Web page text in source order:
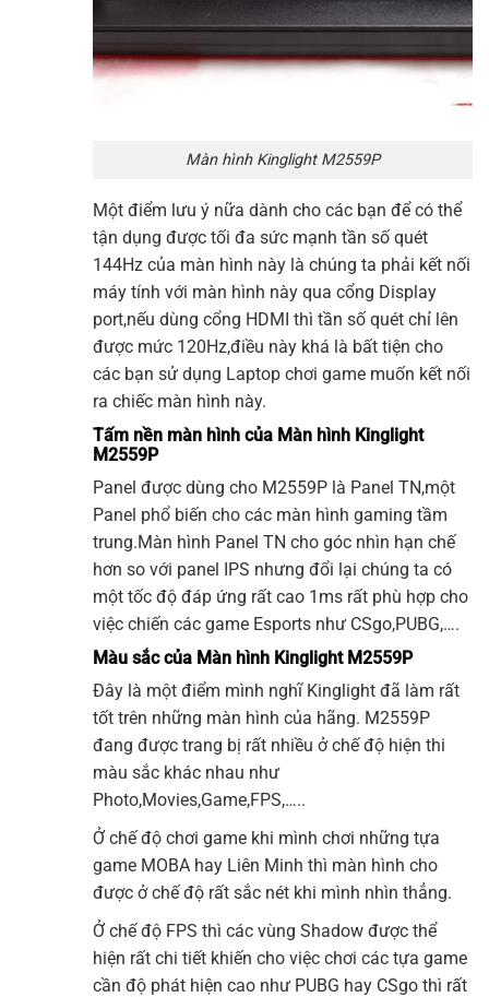
Màn hình Kinglight M2559P
Một điểm lưu ý nữa dành cho các bạn để có thể
tận dụng được tối đa sức mạnh tần số quét
144Hz của màn hình này là chúng ta phải kết nối
máy tính với màn hình này qua cổng Display
port,nếu dùng cổng HDMI thì tần số quét chỉ lên
được mức 120Hz,điều này khá là bất tiện cho
các bạn sử dụng Laptop chơi game muốn kết nối
ra chiếc màn hình này.
Tấm nền màn hình của Màn hình Kinglight
M2559P
Panel được dùng cho M2559P là Panel TN,một
Panel phổ biến cho các màn hình gaming tầm
trung.Màn hình Panel TN cho góc nhìn hạn chế
hơn so với panel IPS nhưng đổi lại chúng ta có
một tốc độ đáp ứng rất cao 1ms rất phù hợp cho
việc chiến các game Esports như CSgo,PUBG,….
Màu sắc của Màn hình Kinglight M2559P
Đây là một điểm mình nghĩ Kinglight đã làm rất
tốt trên những màn hình của hãng. M2559P
đang được trang bị rất nhiều ở chế độ hiện thi
màu sắc khác nhau như
Photo,Movies,Game,FPS,…..
Ở chế độ chơi game khi mình chơi những tựa
game MOBA hay Liên Minh thì màn hình cho
được ở chế độ rất sắc nét khi mình nhìn thẳng.
Ở chế độ FPS thì các vùng Shadow được thể
hiện rất chi tiết khiến cho việc chơi các tựa game
cần độ phát hiện cao như PUBG hay CSgo thì rất